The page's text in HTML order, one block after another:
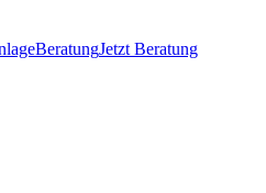
BeratungJetzt Beratung